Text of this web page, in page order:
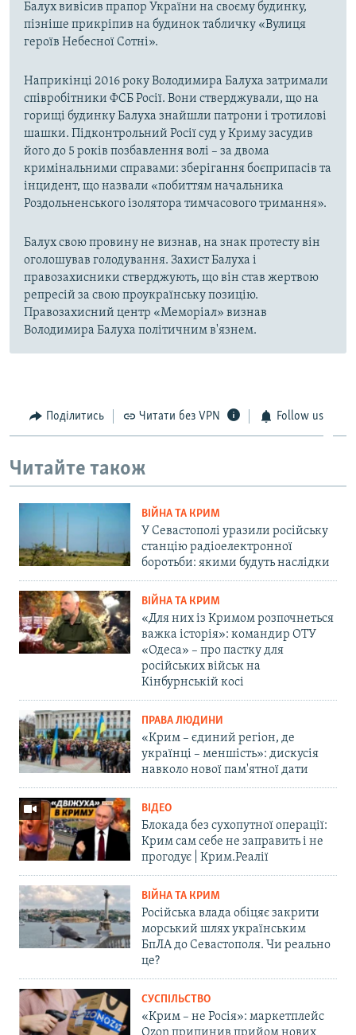
Балух вивісив прапор України на своєму будинку,
пізніше прикріпив на будинок табличку «Вулиця
героїв Небесної Сотні».
Наприкінці 2016 року Володимира Балуха затримали
співробітники ФСБ Росії. Вони стверджували, що на
горищі будинку Балуха знайшли патрони і тротилові
шашки. Підконтрольний Росії суд у Криму засудив
його до 5 років позбавлення волі – за двома
кримінальними справами: зберігання боєприпасів та
інцидент, що назвали «побиттям начальника
Роздольненського ізолятора тимчасового тримання».
Балух свою провину не визнав, на знак протесту він
оголошував голодування. Захист Балуха і
правозахисники стверджують, що він став жертвою
репресій за свою проукраїнську позицію.
Правозахисний центр «Меморіал» визнав
Володимира Балуха політичним в'язнем.
Поділитись Читати без VPN Follow us
Читайте також
ВІЙНА ТА КРИМ
У Севастополі уразили російську
станцію радіоелектронної
боротьби: якими будуть наслідки
ВІЙНА ТА КРИМ
«Для них із Кримом розпочнеться
важка історія»: командир ОТУ
«Одеса» – про пастку для
російських військ на
Кінбурнській косі
ПРАВА ЛЮДИНИ
«Крим – єдиний регіон, де
українці – меншість»: дискусія
навколо нової пам'ятної дати
ВІДЕО
Блокада без сухопутної операції:
Крим сам себе не заправить і не
прогодує | Крим.Реалії
ВІЙНА ТА КРИМ
Російська влада обіцяє закрити
морський шлях українським
БпЛА до Севастополя. Чи реально
це?
СУСПІЛЬСТВО
«Крим – не Росія»: маркетплейс